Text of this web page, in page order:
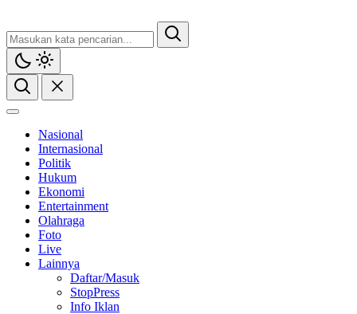
Nasional
Internasional
Politik
Hukum
Ekonomi
Entertainment
Olahraga
Foto
Live
Lainnya
Daftar/Masuk
StopPress
Info Iklan